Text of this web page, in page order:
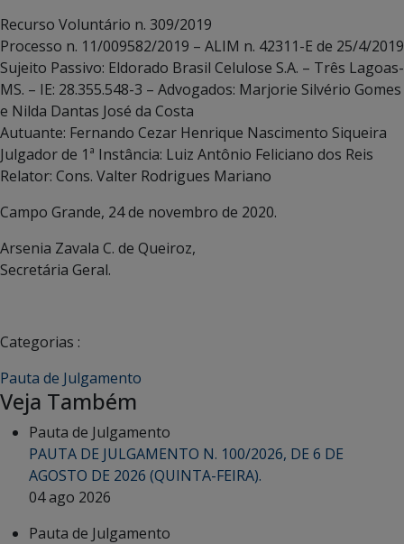
Recurso Voluntário n. 309/2019
Processo n. 11/009582/2019 – ALIM n. 42311-E de 25/4/2019
Sujeito Passivo: Eldorado Brasil Celulose S.A. – Três Lagoas-
MS. – IE: 28.355.548-3 – Advogados: Marjorie Silvério Gomes
e Nilda Dantas José da Costa
Autuante: Fernando Cezar Henrique Nascimento Siqueira
Julgador de 1ª Instância: Luiz Antônio Feliciano dos Reis
Relator: Cons. Valter Rodrigues Mariano
Campo Grande, 24 de novembro de 2020.
Arsenia Zavala C. de Queiroz,
Secretária Geral.
Categorias :
Pauta de Julgamento
Veja Também
Pauta de Julgamento
PAUTA DE JULGAMENTO N. 100/2026, DE 6 DE
AGOSTO DE 2026 (QUINTA-FEIRA).
04 ago 2026
Pauta de Julgamento